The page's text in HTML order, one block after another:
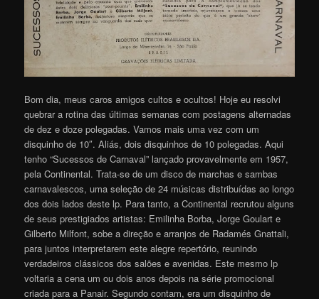
Bom dia, meus caros amigos cultos e ocultos! Hoje eu resolvi
quebrar a rotina das últimas semanas com postagens alternadas
de dez e doze polegadas. Vamos mais uma vez com um
disquinho de 10″. Aliás, dois disquinhos de 10 polegadas. Aqui
tenho “Sucessos de Carnaval” lançado provavelmente em 1957,
pela Continental. Trata-se de um disco de marchas e sambas
carnavalescos, uma seleção de 24 músicas distribuídas ao longo
dos dois lados deste lp. Para tanto, a Continental recrutou alguns
de seus prestigiados artistas: Emilinha Borba, Jorge Goulart e
Gilberto Milfont, sobe a direção e arranjos de Radamés Gnattali,
para juntos interpretarem este alegre repertório, reunindo
verdadeiros clássicos dos salões e avenidas. Este mesmo lp
voltaria a cena um ou dois anos depois na série promocional
criada para a Panair. Segundo contam, era um disquinho de